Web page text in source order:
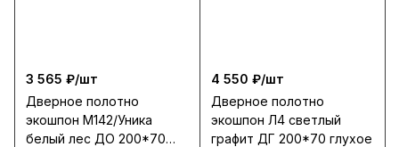
3 565 ₽/шт
Дверное полотно
экошпон М142/Уника
белый лес ДО 200*70
4 550 ₽/шт
Дверное полотно
экошпон Л4 светлый
графит ДГ 200*70 глухое